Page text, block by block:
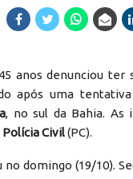
anos denunciou ter
após uma
, no sul da Bahia. As
Polícia Civil(PC).
no domingo (19/10).